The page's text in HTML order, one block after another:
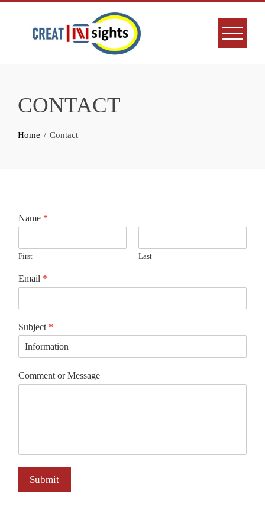
CONTACT
Home Contact
Name *
First Last
Email *
Subject *
Comment or Message
Submit